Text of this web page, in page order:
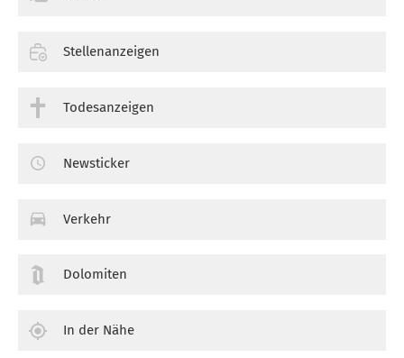
Stellenanzeigen
Todesanzeigen
Newsticker
Verkehr
Dolomiten
In der Nähe